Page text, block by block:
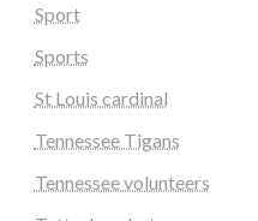
Sport
Sports
St Louis cardinal
Tennessee Tigans
Tennessee volunteers